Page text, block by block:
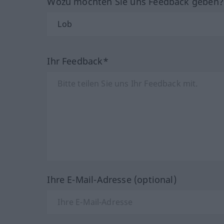
Ihr Feedback*
Ihre E-Mail-Adresse (optional)